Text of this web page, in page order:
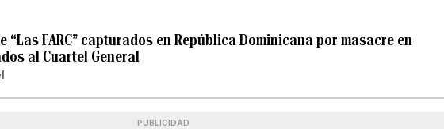
“Las FARC” capturados en República Dominicana por masacre en
al Cuartel General
PUBLICIDAD